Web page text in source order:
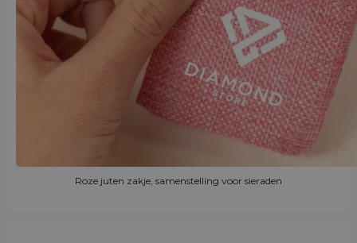
Roze juten zakje, samenstelling voor sieraden